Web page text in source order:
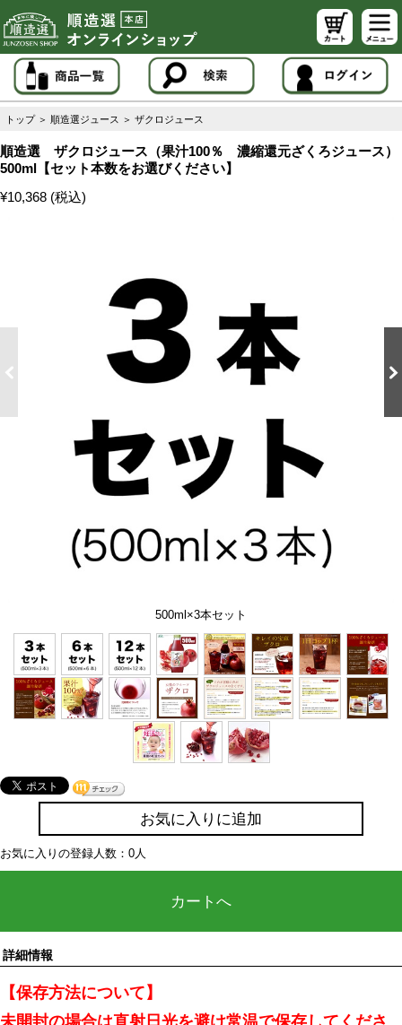
トップ ＞ 順造選ジュース ＞ ザクロジュース
順造選 ザクロジュース（果汁100％ 濃縮還元ざくろジュース）
500ml【セット本数をお選びください】
¥10,368 (税込)
500ml×3本セット
お気に入りに追加
お気に入りの登録人数：0人
カートへ
詳細情報
【保存方法について】